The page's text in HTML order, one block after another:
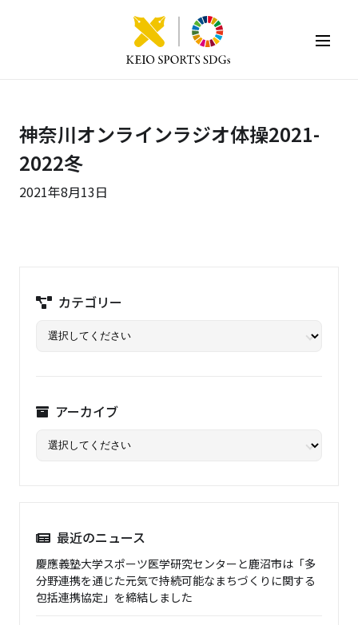
神奈川オンラインラジオ体操2021-
2022冬
2021年8月13日
カテゴリー
アーカイブ
最近のニュース
慶應義塾大学スポーツ医学研究センターと鹿沼市は「多
分野連携を通じた元気で持続可能なまちづくりに関する
包括連携協定」を締結しました